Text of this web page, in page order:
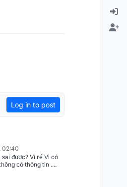
Log in to post
02:40
được? Vì rẻ Vì có
có thông tin ....